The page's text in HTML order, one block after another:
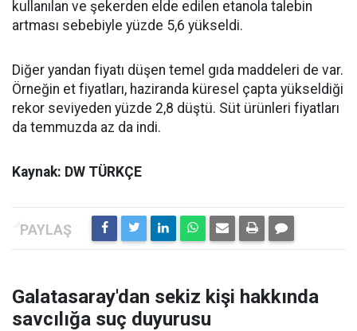
kullanılan ve şekerden elde edilen etanola talebin
artması sebebiyle yüzde 5,6 yükseldi.
Diğer yandan fiyatı düşen temel gıda maddeleri de var.
Örneğin et fiyatları, haziranda küresel çapta yükseldiği
rekor seviyeden yüzde 2,8 düştü. Süt ürünleri fiyatları
da temmuzda az da indi.
Kaynak: DW TÜRKÇE
Galatasaray'dan sekiz kişi hakkında
savcılığa suç duyurusu